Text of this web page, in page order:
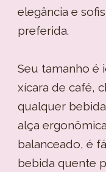
elegância e
preferida.
Seu tamanho é
xícara de café,
qualquer
alça
balanceado, é
bebida quente